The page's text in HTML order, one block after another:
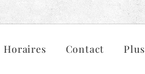
Horaires Contact Plus